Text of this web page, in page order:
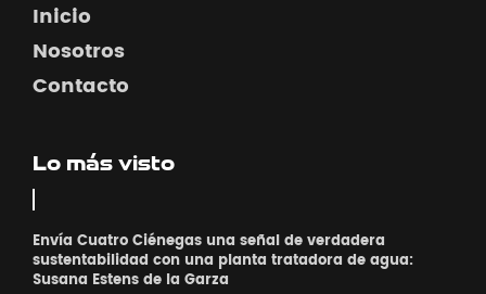
Inicio
Nosotros
Contacto
Lo más visto
Envía Cuatro Ciénegas una señal de verdadera
sustentabilidad con una planta tratadora de agua:
Susana Estens de la Garza